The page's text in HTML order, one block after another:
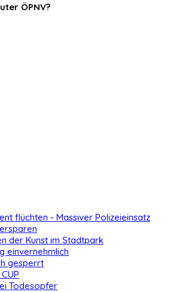
ÖPNV?
flüchten - Massiver Polizeieinsatz
der Kunst im Stadtpark
einvernehmlich
gesperrt
Todesopfer